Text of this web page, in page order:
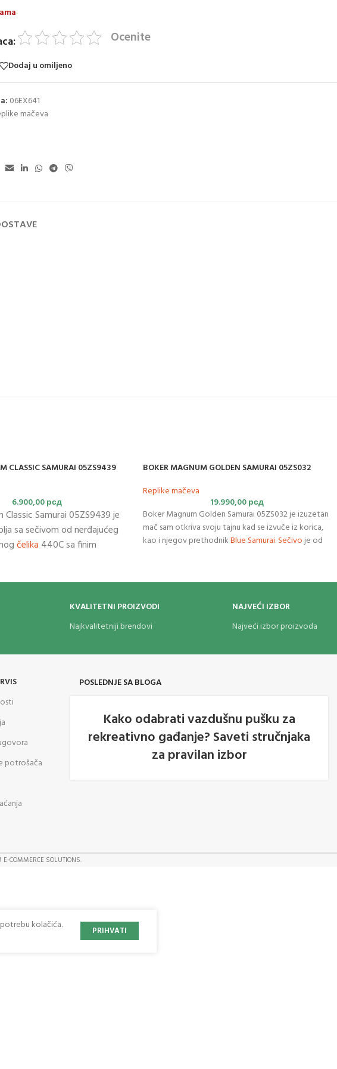
Ocenite
Dodaj u omiljeno
06EX641
mačeva
CLASSIC SAMURAI 05ZS9439
6.900,00рсд
Classic Samurai 05ZS9439 je
sa sečivom od nerđajućeg
čelika 440C sa finim
sa 2 otvora. Lakirane drvene
sa
dekorativnimdelovima i
BOKER MAGNUM GOLDEN SAMURAI 05ZS032
Replike mačeva
19.990,00рсд
Boker Magnum Golden Samurai 05ZS032 je izuzetan
mač sam otkriva svoju tajnu kad se izvuče iz korica,
kao i njegov prethodnikBlue Samurai.Sečivoje od
je svetlucava zlatna boja koja je njegov zaštitni
finiširana sa zlatnim akcentima. Drška katane
omotana crnom pamučnom tkaninom. Štitnici
“tsuba” i delovi na koricama su od mesinga. Lakirane
KVALITETNI PROIZVODI
Najkvalitetniji brendovi
NAJVEĆI IZBOR
Najveći izbor proizvoda
potrošača
POSLEDNJE SA BLOGA
Kako odabrati vazdušnu pušku za
rekreativno gađanje? Saveti stručnjaka
za pravilan izbor
COMMERCE SOLUTIONS.
kolačića. PRIHVATI